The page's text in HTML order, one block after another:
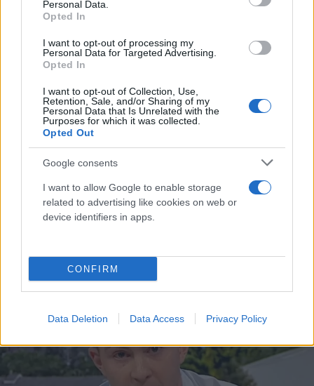
Personal Data.
Opted In
I want to opt-out of processing my
Personal Data for Targeted Advertising.
Opted In
I want to opt-out of Collection, Use,
Retention, Sale, and/or Sharing of my
Personal Data that Is Unrelated with the
Purposes for which it was collected.
Opted Out
Google consents
I want to allow Google to enable storage
related to advertising like cookies on web or
device identifiers in apps.
CONFIRM
Data Deletion Data Access Privacy Policy
Γλυπτών του Παρθενώνα»